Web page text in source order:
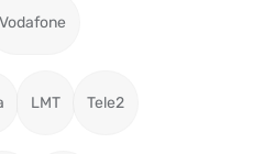
Vodafone
LMT Tele2